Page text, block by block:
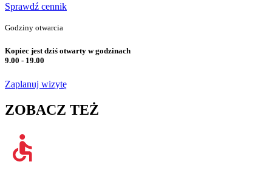
Sprawdź cennik
Godziny otwarcia
Kopiec jest dziś otwarty w godzinach
9.00 - 19.00
Zaplanuj wizytę
ZOBACZ TEŻ